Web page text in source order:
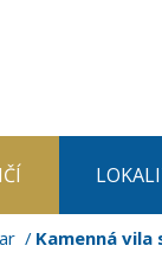
Kamenná vila